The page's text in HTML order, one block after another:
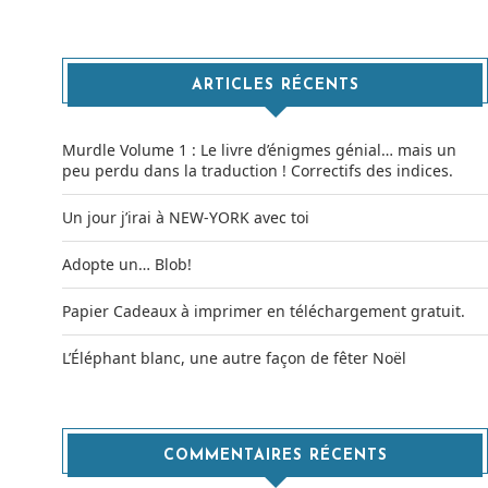
ARTICLES RÉCENTS
Murdle Volume 1 : Le livre d’énigmes génial… mais un
peu perdu dans la traduction ! Correctifs des indices.
Un jour j’irai à NEW-YORK avec toi
Adopte un… Blob!
Papier Cadeaux à imprimer en téléchargement gratuit.
L’Éléphant blanc, une autre façon de fêter Noël
COMMENTAIRES RÉCENTS